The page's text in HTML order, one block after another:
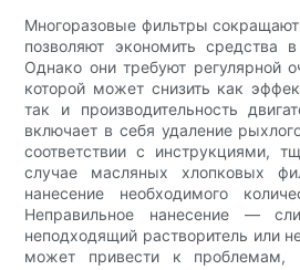
Многоразовые фильтры сокращают
позволяют экономить средства
Однако они требуют регулярной
которой может снизить как
так и производительность
включает в себя удаление
соответствии с инструкциями,
случае масляных хлопковых
нанесение необходимого
Неправильное нанесение —
неподходящий растворитель или
может привести к проблемам,